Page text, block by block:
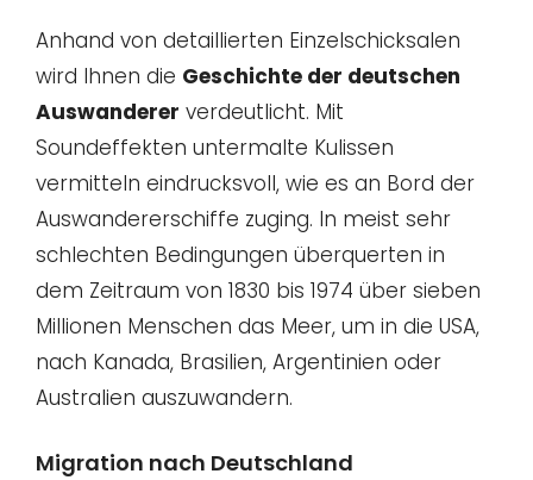
Anhand von detaillierten Einzelschicksalen
wird Ihnen die Geschichte der deutschen
Auswanderer verdeutlicht. Mit
Soundeffekten untermalte Kulissen
vermitteln eindrucksvoll, wie es an Bord der
Auswandererschiffe zuging. In meist sehr
schlechten Bedingungen überquerten in
dem Zeitraum von 1830 bis 1974 über sieben
Millionen Menschen das Meer, um in die USA,
nach Kanada, Brasilien, Argentinien oder
Australien auszuwandern.
Migration nach Deutschland